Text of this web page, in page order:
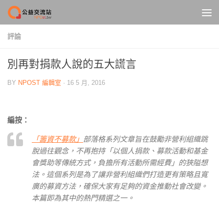
Skip to content
評論
別再對捐款人說的五大謊言
BY NPOST 編輯室 · 16 5 月, 2016
編按：
「籌資不募款」 部落格系列文章旨在鼓勵非營利組織跳
脫過往觀念，不再抱持「以個人捐款、募款活動和基金
會獎助等傳統方式，負擔所有活動所需經費」的狹隘想
法。這個系列是為了讓非營利組織們打造更有策略且寬
廣的募資方法，確保大家有足夠的資金推動社會改變。
本篇即為其中的熱門精選之一。